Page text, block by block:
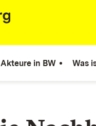
Akteure in BW Was